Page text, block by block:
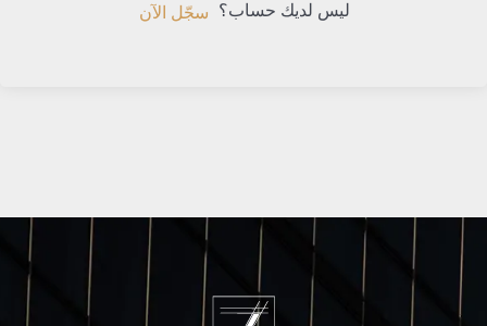
ليس لديك حساب؟ سجّل الآن